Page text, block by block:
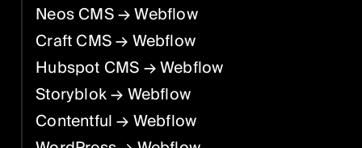
Neos CMS→ Webflow
Craft CMS→ Webflow
Hubspot CMS→ Webflow
Storyblok→ Webflow
Contentful→ Webflow